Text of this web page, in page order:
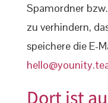
Spamordner
zu verhindern,
speichere die E-
Dort ist